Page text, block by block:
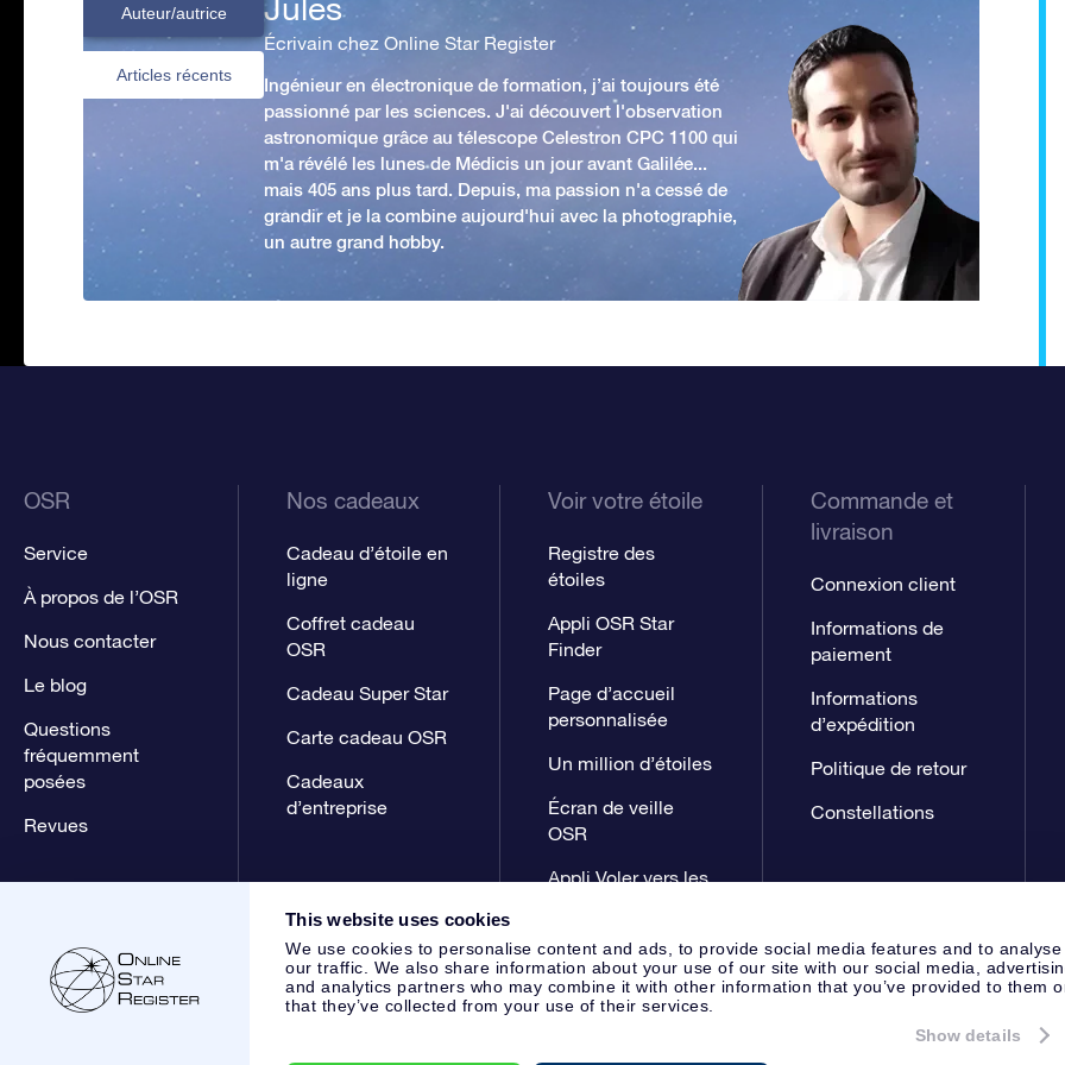
This website uses cookies
We use cookies to personalise content and ads, to provide social media features and to analyse
our traffic. We also share information about your use of our site with our social media,
and analytics partners who may combine it with other information that you’ve provided to them
that they’ve collected from your use of their services.
Show details
Auteur/autrice
Articles récents
Écrivain chez Online Star Register
Ingénieur en électronique de formation, j’ai toujours été
passionné par les sciences. J'ai découvert l'observation
astronomique grâce au télescope Celestron CPC 1100 qui
m'a révélé les lunes de Médicis un jour avant Galilée...
mais 405 ans plus tard. Depuis, ma passion n'a cessé de
grandir et je la combine aujourd'hui avec la photographie,
un autre grand hobby.
OSR
Service
À propos de l’OSR
Nous contacter
Le blog
Questions
fréquemment
posées
Revues
Nos cadeaux
Cadeau d’étoile en
ligne
Coffret cadeau
OSR
Cadeau Super Star
Carte cadeau OSR
Cadeaux
d’entreprise
Voir votre étoile
Registre des
étoiles
Appli OSR Star
Finder
Page d’accueil
personnalisée
Un million d’étoiles
Écran de veille
OSR
Appli Voler vers les
Commande et
livraison
Connexion client
Informations de
paiement
Informations
d’expédition
Politique de retour
Constellations
Page de presseDéclaration de